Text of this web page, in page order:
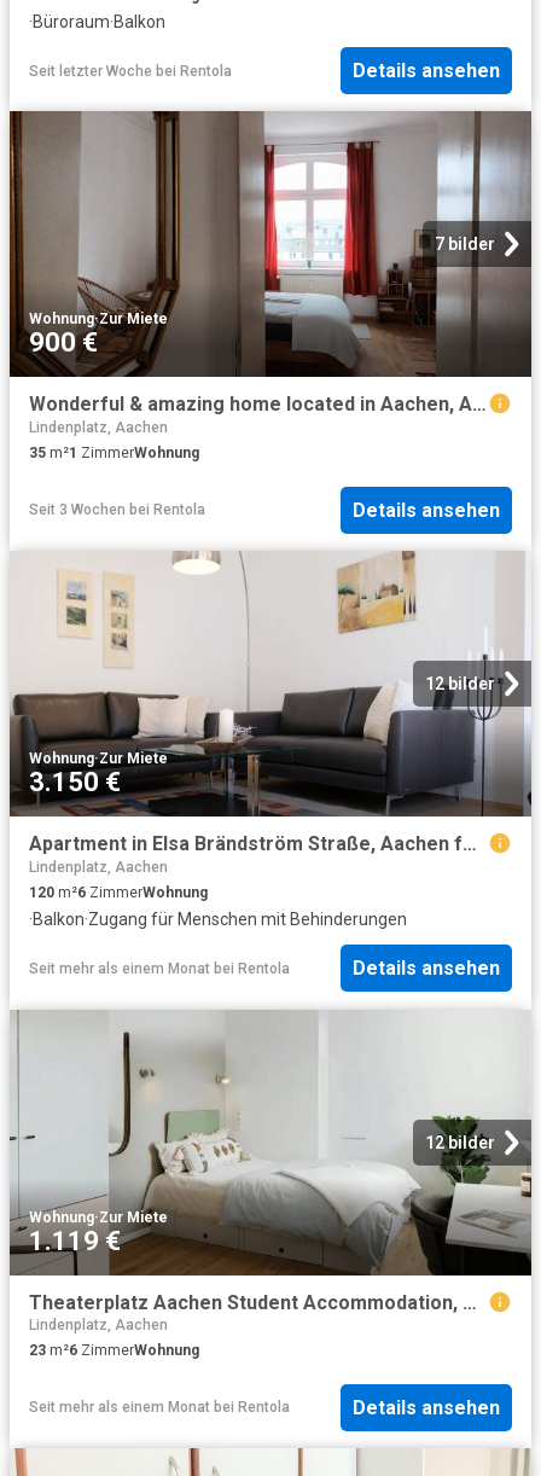
·Büroraum·Balkon
Seit letzter Woche bei Rentola Details ansehen
7 bilder
Wohnung·Zur Miete
900 €
Wonderful & amazing home located in Aachen, Aachen Amsterdam Apartments for Rent
Lindenplatz, Aachen
35 m²1 ZimmerWohnung
Seit 3 Wochen bei Rentola Details ansehen
12 bilder
Wohnung·Zur Miete
3.150 €
Apartment in Elsa Brändström Straße, Aachen for 120 m² with 2 bedrooms
Lindenplatz, Aachen
120 m²6 ZimmerWohnung
·Balkon·Zugang für Menschen mit Behinderungen
Seit mehr als einem Monat bei Rentola Details ansehen
12 bilder
Wohnung·Zur Miete
1.119 €
Theaterplatz Aachen Student Accommodation, Germany | Amber
Lindenplatz, Aachen
23 m²6 ZimmerWohnung
Seit mehr als einem Monat bei Rentola Details ansehen